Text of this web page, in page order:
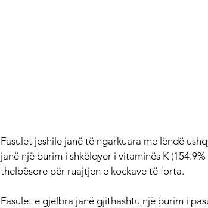
Fasulet jeshile janë të ngarkuara me lëndë
janë një burim i shkëlqyer i vitaminës K
thelbësore për ruajtjen e kockave të forta.
Fasulet e gjelbra janë gjithashtu një burim i